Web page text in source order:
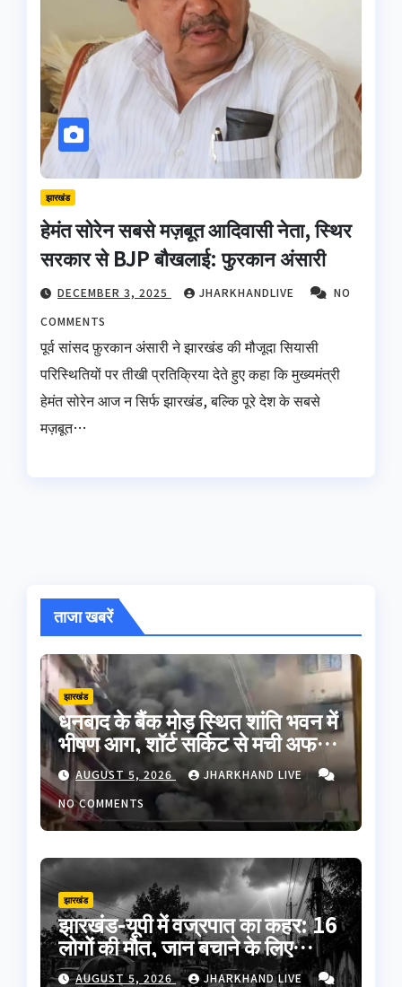
झारखंड
हेमंत सोरेन सबसे मज़बूत आदिवासी नेता, स्थिर
सरकार से BJP बौखलाई: फुरकान अंसारी
DECEMBER 3, 2025 JHARKHANDLIVE
NO
COMMENTS
पूर्व सांसद फ़ुरकान अंसारी ने झारखंड की मौजूदा सियासी
परिस्थितियों पर तीखी प्रतिक्रिया देते हुए कहा कि मुख्यमंत्री
हेमंत सोरेन आज न सिर्फ झारखंड, बल्कि पूरे देश के सबसे
मज़बूत…
ताजा खबरें
झारखंड
धनबाद के बैंक मोड़ स्थित शांति भवन में
भीषण आग, शॉर्ट सर्किट से मची अफरा-
तफरी; बड़ा हादसा टला
AUGUST 5, 2026
JHARKHAND LIVE
NO COMMENTS
झारखंड
झारखंड-यूपी में वज्रपात का कहर: 16
लोगों की मौत, जान बचाने के लिए
अपनाएं ये जरूरी सावधानियां
AUGUST 5, 2026
JHARKHAND LIVE